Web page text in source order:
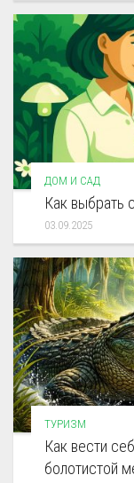
ДОМ И САД
Как выбрать
03.09.2025
ТУРИЗМ
Как вести
болотистой